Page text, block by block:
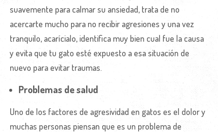
suavemente para calmar su ansiedad, trata de no
acercarte mucho para no recibir agresiones y una vez
tranquilo, acarícialo, identifica muy bien cual fue la causa
y evita que tu gato esté expuesto a esa situación de
nuevo para evitar traumas.
Problemas de salud
Uno de los factores de agresividad en gatos es el dolor y
muchas personas piensan que es un problema de